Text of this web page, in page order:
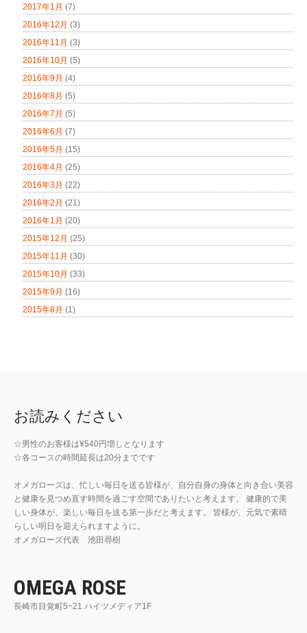
2017年1月 (7)
2016年12月 (3)
2016年11月 (3)
2016年10月 (5)
2016年9月 (4)
2016年8月 (5)
2016年7月 (5)
2016年6月 (7)
2016年5月 (15)
2016年4月 (25)
2016年3月 (22)
2016年2月 (21)
2016年1月 (20)
2015年12月 (25)
2015年11月 (30)
2015年10月 (33)
2015年9月 (16)
2015年8月 (1)
お読みください
☆男性のお客様は¥540円増しとなります
☆各コースの時間延長は20分までです
オメガローズは、忙しい毎日を送る皆様が、自分自身の身体と向き合い美容
と健康を見つめ直す時間を過ごす空間でありたいと考えます。 健康的で美
しい身体が、楽しい毎日を送る第一歩だと考えます。 皆様が、元気で素晴
らしい明日を迎えられますように。
オメガローズ代表 池田尋樹
OMEGA ROSE
長崎市目覚町5−21 ハイツメディア1F